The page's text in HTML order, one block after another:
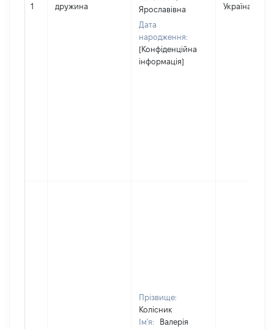
1 дружина
Ярославівна
Дата
народження:
[Конфіденційна
інформація]
Україна
Прізвище:
Колісник
Ім'я:
Валерія